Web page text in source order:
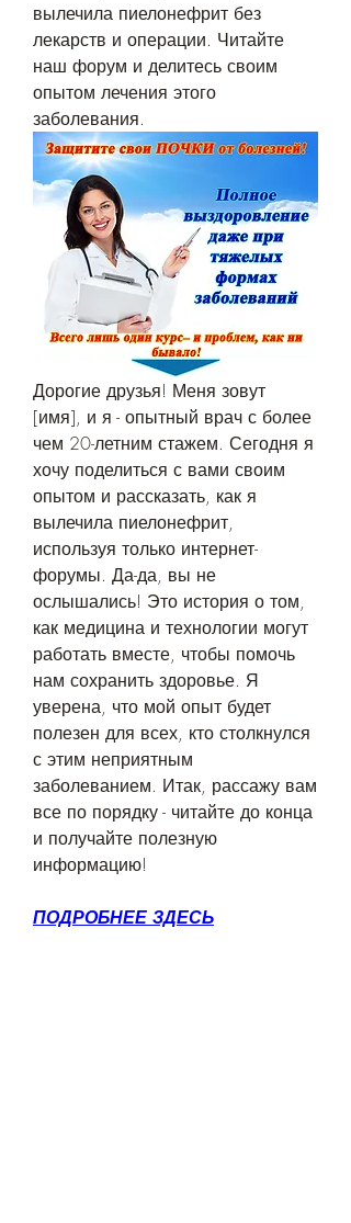
вылечила пиелонефрит без
лекарств и операции. Читайте
наш форум и делитесь своим
опытом лечения этого
заболевания.
Дорогие друзья! Меня зовут
[имя], и я - опытный врач с более
чем 20-летним стажем. Сегодня я
хочу поделиться с вами своим
опытом и рассказать, как я
вылечила пиелонефрит,
используя только интернет-
форумы. Да-да, вы не
ослышались! Это история о том,
как медицина и технологии могут
работать вместе, чтобы помочь
нам сохранить здоровье. Я
уверена, что мой опыт будет
полезен для всех, кто столкнулся
с этим неприятным
заболеванием. Итак, рассажу вам
все по порядку - читайте до конца
и получайте полезную
информацию!
ПОДРОБНЕЕ ЗДЕСЬ